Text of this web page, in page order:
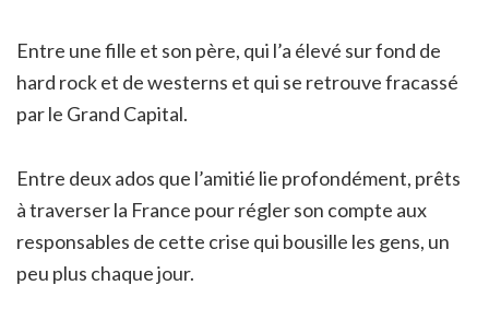
Entre une fille et son père, qui l’a élevé sur fond de
hard rock et de westerns et qui se retrouve fracassé
par le Grand Capital.
Entre deux ados que l’amitié lie profondément, prêts
à traverser la France pour régler son compte aux
responsables de cette crise qui bousille les gens, un
peu plus chaque jour.